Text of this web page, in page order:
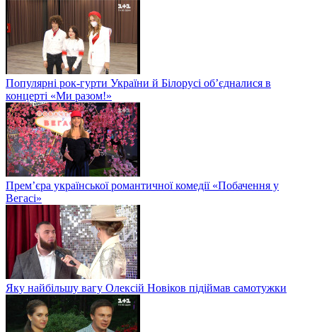
Популярні рок-гурти України й Білорусі об’єдналися в
концерті «Ми разом!»
Прем’єра української романтичної комедії «Побачення у
Вегасі»
Яку найбільшу вагу Олексій Новіков підіймав самотужки